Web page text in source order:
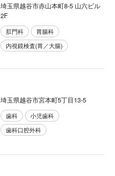
埼玉県越谷市赤山本町8-5 山六ビル
2F
肛門科
胃腸科
内視鏡検査(胃／大腸)
埼玉県越谷市宮本町5丁目13-5
歯科
小児歯科
歯科口腔外科